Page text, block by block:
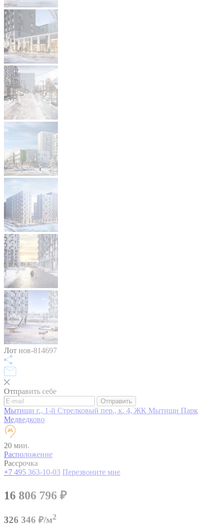
Лот нов-814697
Отправить себе
Отправить
Мытищи г., 1-й Стрелковый пер., к. 4, ЖК Мытищи Парк
Медведково
20 мин.
Расположение
Рассрочка
+7 495 363-10-03 Перезвоните мне
16 806 796 ₽
326 346 ₽/м2